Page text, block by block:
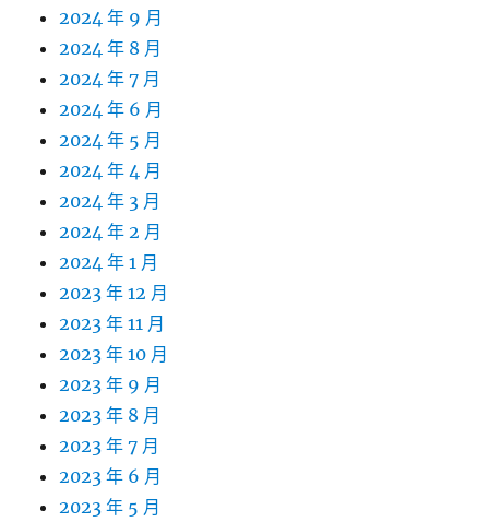
2024 年 9 月
2024 年 8 月
2024 年 7 月
2024 年 6 月
2024 年 5 月
2024 年 4 月
2024 年 3 月
2024 年 2 月
2024 年 1 月
2023 年 12 月
2023 年 11 月
2023 年 10 月
2023 年 9 月
2023 年 8 月
2023 年 7 月
2023 年 6 月
2023 年 5 月